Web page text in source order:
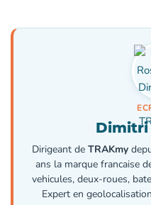
Dimitri
Dirigeant de TRAKmy
ans la marque francaise
vehicules, deux-roues,
Expert en